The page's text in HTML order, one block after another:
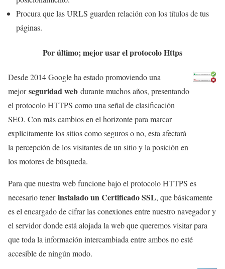
Procura que las URLS guarden relación con los títulos de tus
páginas.
Por último; mejor usar el protocolo Https
Desde 2014 Google ha estado promoviendo una
mejorseguridad web durante muchos años, presentando
el protocolo HTTPS como una señal de clasificación
SEO. Con más cambios en el horizonte para marcar
explícitamente los sitios como seguros o no, esta afectará
la percepción de los visitantes de un sitio y la posición en
los motores de búsqueda.
Para que nuestra web funcione bajo el protocolo HTTPS es
necesario tenerinstalado un Certificado SSL, que básicamente
es el encargado de cifrar las conexiones entre nuestro navegador y
el servidor donde está alojada la web que queremos visitar para
que toda la información intercambiada entre ambos no esté
accesible de ningún modo.